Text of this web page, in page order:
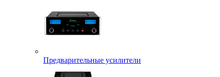
Предварительные усилители